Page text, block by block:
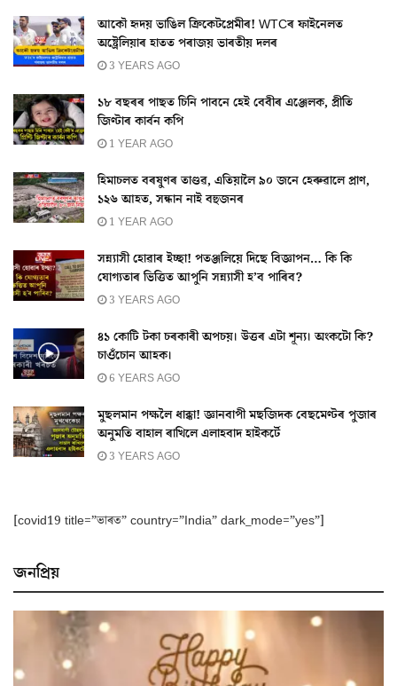
আকৌ হৃদয় ভাঙিল ক্ৰিকেটপ্ৰেমীৰ! WTCৰ ফাইনেলত
অষ্ট্ৰেলিয়াৰ হাতত পৰাজয় ভাৰতীয় দলৰ
3 YEARS AGO
১৮ বছৰৰ পাছত চিনি পাবনে হেই বেবীৰ এঞ্জেলক, প্ৰীতি
জিণ্টাৰ কাৰ্বন কপি
1 YEAR AGO
হিমাচলত বৰষুণৰ তাণ্ডৱ, এতিয়ালৈ ৯০ জনে হেৰুৱালে প্ৰাণ,
১২৬ আহত, সন্ধান নাই বহুজনৰ
1 YEAR AGO
সন্ন্যাসী হোৱাৰ ইচ্ছা! পতঞ্জলিয়ে দিছে বিজ্ঞাপন… কি কি
যোগ্যতাৰ ভিত্তিত আপুনি সন্ন্যাসী হ’ব পাৰিব?
3 YEARS AGO
৪১ কোটি টকা চৰকাৰী অপচয়। উত্তৰ এটা শূন্য। অংকটো কি?
চাওঁচোন আহক।
6 YEARS AGO
মুছলমান পক্ষলৈ ধাক্কা! জ্ঞানবাপী মছজিদক বেছমেণ্টৰ পুজাৰ
অনুমতি বাহাল ৰাখিলে এলাহবাদ হাইকৰ্টে
3 YEARS AGO
[covid19 title=”ভাৰত” country=”India” dark_mode=”yes”]
জনপ্ৰিয়